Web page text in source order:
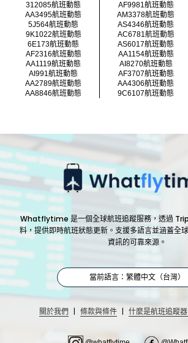
312085航班動態
AF9981航班動態
AA3495航班動態
AM3378航班動態
5J564航班動態
AS4346航班動態
9K1022航班動態
AC6781航班動態
6E173航班動態
AS6017航班動態
AF2316航班動態
AA1154航班動態
AA1119航班動態
AI8270航班動態
AI991航班動態
AF3707航班動態
AA2789航班動態
AA4306航班動態
AA8846航班動態
9C6107航班動態
Whatflytime 是一個全球航班追蹤服務，透過
料，提供即時航班狀態更新。支援多語言並涵蓋全
資訊的可靠來源。
當前語言：繁體中文（台灣）
關於我們 | 條款與條件 | 什麼是航班追蹤器